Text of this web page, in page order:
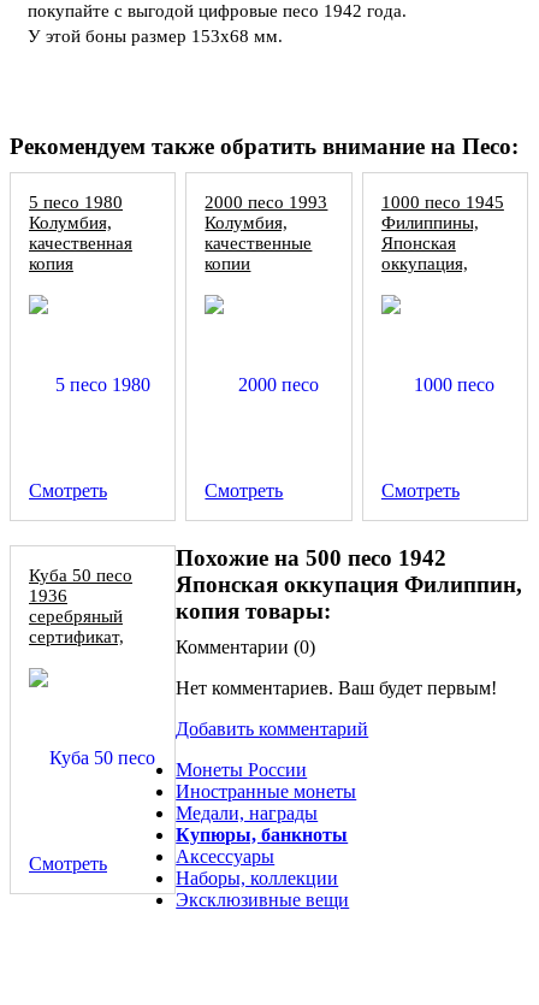
покупайте с выгодой цифровые песо 1942 года.
У этой боны размер 153х68 мм.
Рекомендуем также обратить внимание на Песо:
5 песо 1980
Колумбия,
качественная
копия
Смотреть
2000 песо 1993
Колумбия,
качественные
копии
Смотреть
1000 песо 1945
Филиппины,
Японская
оккупация,
Смотреть
Куба 50 песо
1936
серебряный
сертификат,
Смотреть
Похожие на 500 песо 1942
Японская оккупация Филиппин,
копия товары:
Комментарии (0)
Нет комментариев. Ваш будет первым!
Добавить комментарий
Монеты России
Иностранные монеты
Медали, награды
Купюры, банкноты
Аксессуары
Наборы, коллекции
Эксклюзивные вещи